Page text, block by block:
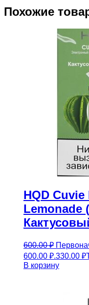
Похожие
HQD
Lemonade
600.00₽
600.00 ₽.330.00 ₽
В корзину